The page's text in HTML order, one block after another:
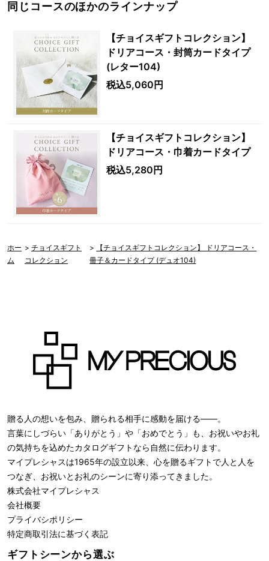
同じコースのほかのラインナップ
【チョイスギフトコレクション】
ドリアコース・封筒カードタイプ
(レター104)
税込5,060円
【チョイスギフトコレクション】
ドリアコース・巾着カードタイプ
税込5,280円
ホー
ム
> チョイスギフト
コレクション
>
【チョイスギフトコレクション】 ドリアコース・
冊子＆カードタイプ (デュオ104)
贈る人の想いを包み、贈られる相手に感動を届ける――。
言葉にしづらい「ありがとう」や「おめでとう」も、お祝いやお礼
の気持ちを込めたカタログギフトなら自然に伝わります。
マイプレシャスは1965年の設立以来、心を贈るギフトで人と人を
つなぎ、お祝いとお礼のシーンに寄り添ってきました。
株式会社マイプレシャス
会社概要
プライバシポリシー
特定商取引法に基づく表記
ギフトシーンから選ぶ